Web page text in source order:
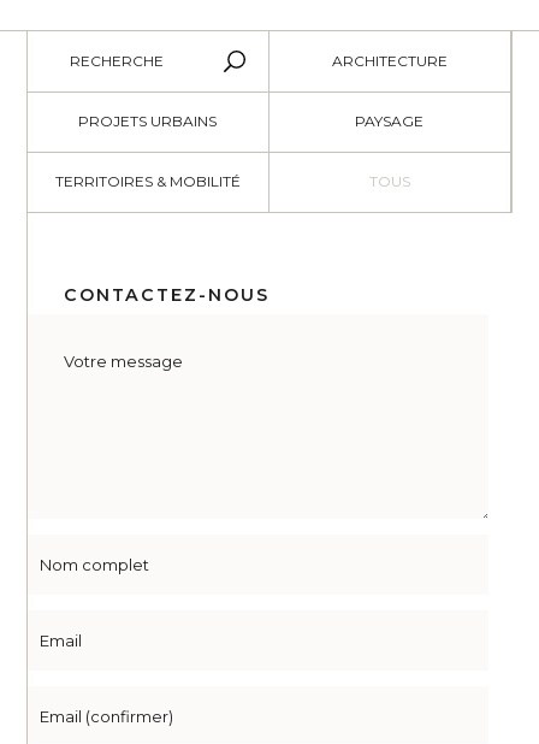
RECHERCHE ARCHITECTURE
PROJETS URBAINS PAYSAGE
TERRITOIRES & MOBILITÉ TOUS
CONTACTEZ-NOUS